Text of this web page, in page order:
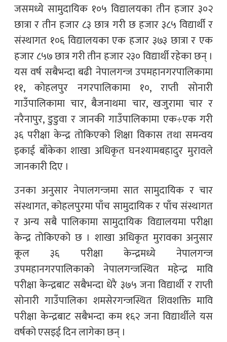
जसमध्ये सामुदायिक १०५ विद्यालयका तीन हजार ३०२
छात्रा र तीन हजार ८३ छात्र गरी छ हजार ३८५ विद्यार्थी र
संस्थागत १०६ विद्यालयका एक हजार ३७३ छात्रा र एक
हजार ८५७ छात्र गरी तीन हजार २३० विद्यार्थी रहेका छन् ।
यस वर्ष सबैभन्दा बढी नेपालगन्ज उपमहानगरपालिकामा
११, कोहलपुर नगरपालिकामा १०, राप्ती सोनारी
गाउँपालिकामा चार, बैजनाथमा चार, खजुरामा चार र
नरैनापुर, डुडुवा र जानकी गाउँपालिकामा एक÷एक गरी
३६ परीक्षा केन्द्र तोकिएको शिक्षा विकास तथा समन्वय
इकाई बाँकेका शाखा अधिकृत घनश्यामबहादुर मुरावले
जानकारी दिए ।
उनका अनुसार नेपालगन्जमा सात सामुदायिक र चार
संस्थागत, कोहलपुरमा पाँच सामुदायिक र पाँच संस्थागत
र अन्य सबै पालिकामा सामुदायिक विद्यालयमा परीक्षा
केन्द्र तोकिएको छ । शाखा अधिकृत मुरावका अनुसार
कूल ३६ परीक्षा केन्द्रमध्ये नेपालगन्ज
उपमहानगरपालिकाको नेपालगन्जस्थित महेन्द्र मावि
परीक्षा केन्द्रबाट सबैभन्दा धेरै ३७५ जना विद्यार्थी र राप्ती
सोनारी गाउँपालिका शमसेरगन्जस्थित शिवशक्ति मावि
परीक्षा केन्द्रबाट सबैभन्दा कम १६२ जना विद्यार्थीले यस
वर्षको एसइई दिन लागेका छन् ।